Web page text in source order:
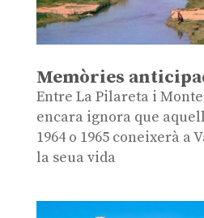
Memòries
Entre La Pilareta i
encara ignora que
1964 o 1965 coneixerà a
la seua vida